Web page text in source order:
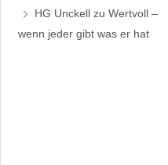
HG Unckell zuWertvoll –
wenn jeder gibt was er hat